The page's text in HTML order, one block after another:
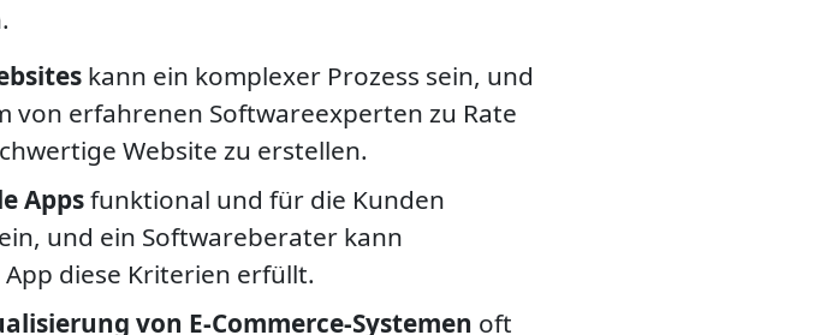
kann ein komplexer Prozess sein, und
von erfahrenen Softwareexperten zu Rate
Website zu erstellen.
Appsfunktional und für die Kunden
und ein Softwareberater kann
diese Kriterien erfüllt.
von E-Commerce-Systemen oft